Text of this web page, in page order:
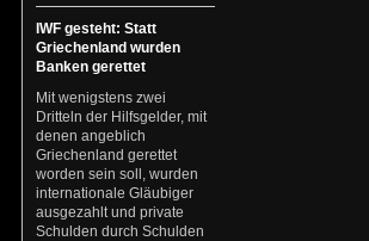
IWF gesteht: Statt
Griechenland wurden
Banken gerettet
Mit wenigstens zwei
Dritteln der Hilfsgelder, mit
denen angeblich
Griechenland gerettet
worden sein soll, wurden
internationale Gläubiger
ausgezahlt und private
Schulden durch Schulden